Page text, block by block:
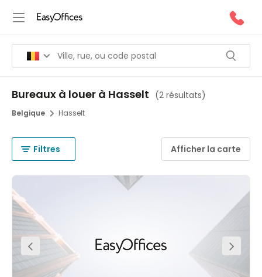
Bureaux à louer à Hasselt (2 résultats)
Belgique Hasselt
Filtres Afficher la carte